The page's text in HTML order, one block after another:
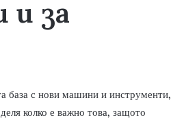
и за
база с нови машини и инструменти,
колко е важно това, защото